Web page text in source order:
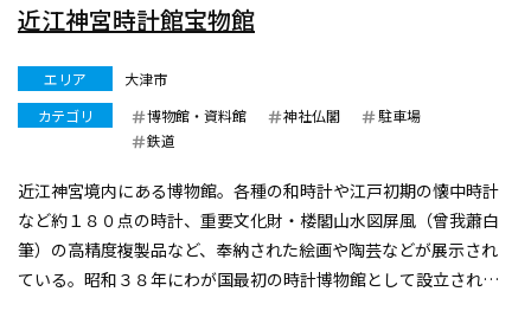
近江神宮時計館宝物館
エリア
大津市
カテゴリ
博物館・資料館 神社仏閣
駐車場
鉄道
近江神宮境内にある博物館。各種の和時計や江戸初期の懐中時計
など約１８０点の時計、重要文化財・楼閣山水図屏風（曾我蕭白
筆）の高精度複製品など、奉納された絵画や陶芸などが展示され
ている。昭和３８年にわが国最初の時計博物館として設立され、